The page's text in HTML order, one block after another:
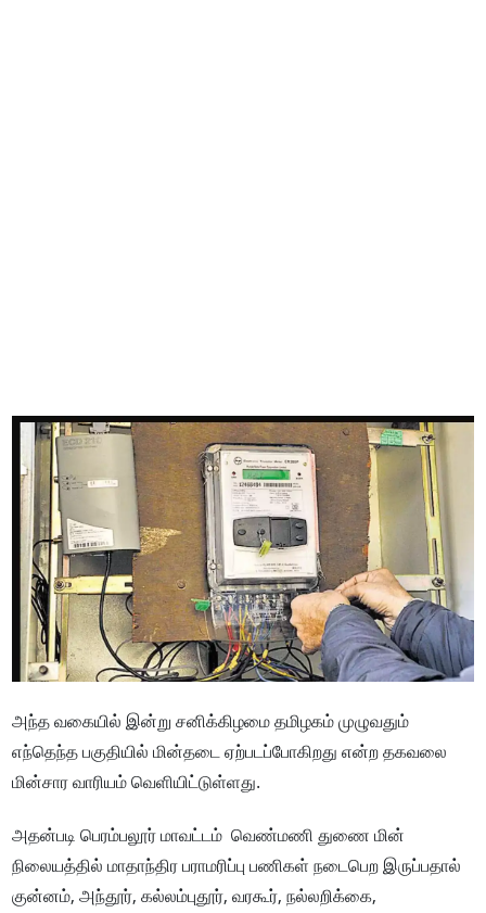
அந்த வகையில் இன்று சனிக்கிழமை தமிழகம் முழுவதும்
எந்தெந்த பகுதியில் மின்தடை ஏற்படப்போகிறது என்ற தகவலை
மின்சார வாரியம் வெளியிட்டுள்ளது.
அதன்படி பெரம்பலூர் மாவட்டம் வெண்மணி துணை மின்
நிலையத்தில் மாதாந்திர பராமரிப்பு பணிகள் நடைபெற இருப்பதால்
குன்னம், அந்தூர், கல்லம்புதூர், வரகூர், நல்லறிக்கை,